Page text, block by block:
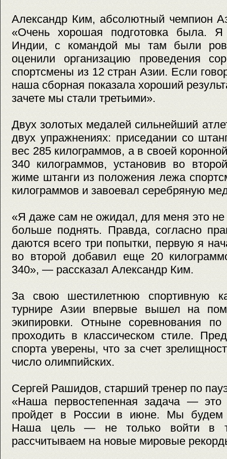
Александр Ким, абсолютный чемпион
«Очень хорошая подготовка была.
Индии, с командой мы там были
оценили организацию проведения
спортсмены из 12 стран Азии. Если
наша сборная показала хороший
зачете мы стали третьими».
Двух золотых медалей сильнейший
двух упражнениях: приседании со
вес 285 килограммов, а в своей
340 килограммов, установив во
жиме штанги из положения лежа
килограммов и завоевал серебряную
«Я даже сам не ожидал, для меня это
больше поднять. Правда, согласно
даются всего три попытки, первую я
во второй добавил еще 20
340», — рассказал Александр Ким.
За свою шестилетнюю спортивную
турнире Азии впервые вышел на
экипировки. Отныне соревнования по
проходить в классическом стиле.
спорта уверены, что за счет
число олимпийских.
Сергей Рашидов, старший тренер по
«Наша первостепенная задача — это
пройдет в России в июне. Мы будем
Наша цель — не только войти в
рассчитываем на новые мировые